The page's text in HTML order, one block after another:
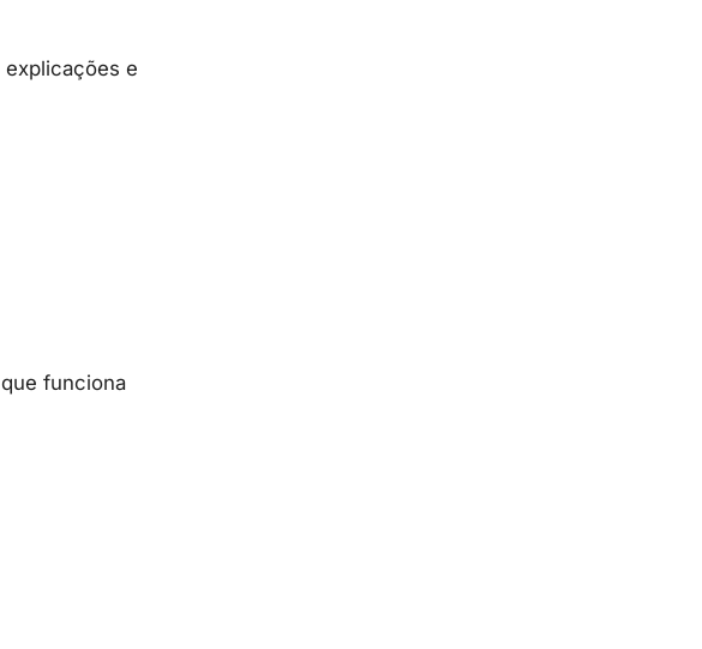
explicações e
que funciona